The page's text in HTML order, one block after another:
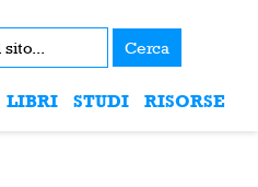
Cerca
LIBRI STUDI RISORSE